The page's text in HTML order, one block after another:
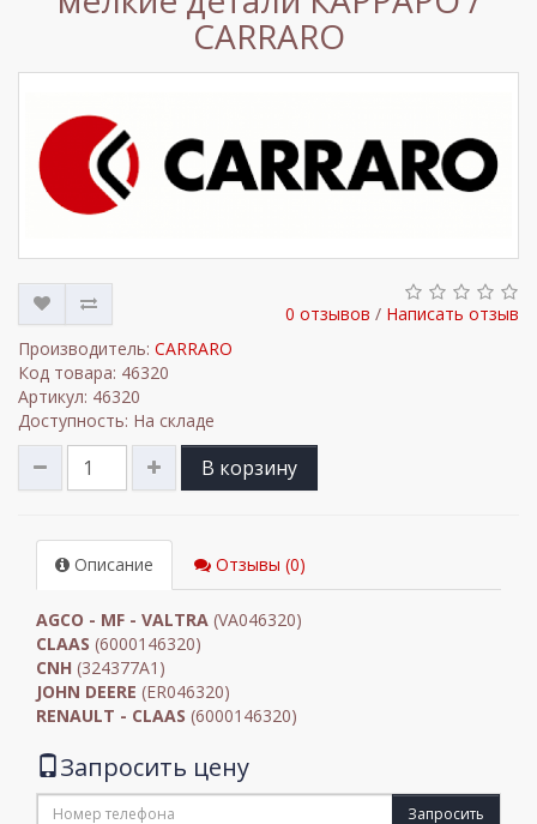
CARRARO
0 отзывов / Написать отзыв
Производитель: CARRARO
Код товара: 46320
Артикул: 46320
Доступность: На складе
В корзину
Описание Отзывы (0)
AGCO - MF - VALTRA (VA046320)
CLAAS (6000146320)
CNH (324377A1)
JOHN DEERE (ER046320)
RENAULT - CLAAS (6000146320)
Запросить цену
Запросить